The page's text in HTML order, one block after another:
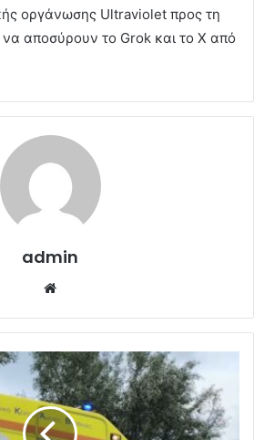
οργάνωσης Ultraviolet προς τη
αποσύρουν το Grok και το X από
admin